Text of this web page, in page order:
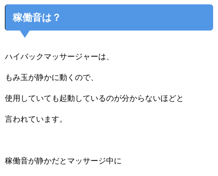
稼働音は？
ハイバックマッサージャーは、
もみ玉が静かに動くので、
使用していても起動しているのが分からないほどと
言われています。
稼働音が静かだとマッサージ中に